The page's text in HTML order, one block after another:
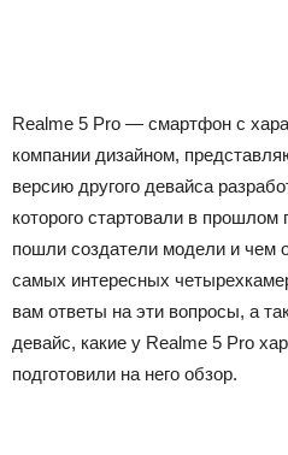
Realme 5 Pro — смартфон с
компании дизайном,
версию другого девайса
которого стартовали в
пошли создатели модели и чем
самых интересных
вам ответы на эти вопросы, а
девайс, какие у Realme 5 Pro
подготовили на него обзор.